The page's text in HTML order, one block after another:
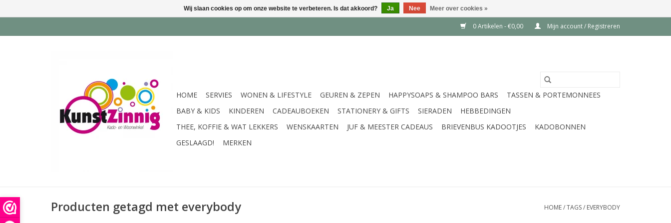
0 Artikelen - €0,00 Mijn account / Registreren
HOME SERVIES WONEN & LIFESTYLE GEUREN & ZEPEN HAPPYSOAPS & SHAMPOO BARS
TASSEN & PORTEMONNEES
BABY & KIDS
KINDEREN CADEAUBOEKEN STATIONERY & GIFTS SIERADEN
HEBBEDINGEN
THEE, KOFFIE & WAT LEKKERS
WENSKAARTEN JUF & MEESTER CADEAUS BRIEVENBUS KADOOTJES
KADOBONNEN
GESLAAGD!
MERKEN
Producten getagd met everybody HOME/TAGS/ EVERYBODY
Wij slaan cookies op om onze website te verbeteren. Is dat akkoord? Ja Nee Meer over cookies »